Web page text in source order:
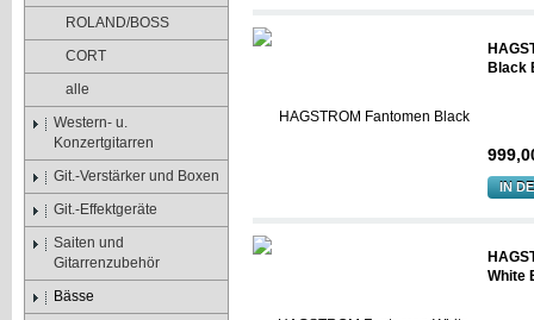
ROLAND/BOSS
CORT
alle
Western- u.
Konzertgitarren
Git.-Verstärker und Boxen
Git.-Effektgeräte
Saiten und
Gitarrenzubehör
Bässe
Black
IN
White